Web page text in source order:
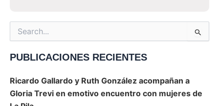
Search
for:
PUBLICACIONES RECIENTES
Ricardo Gallardo y Ruth González acompañan a
Gloria Trevi en emotivo encuentro con mujeres de